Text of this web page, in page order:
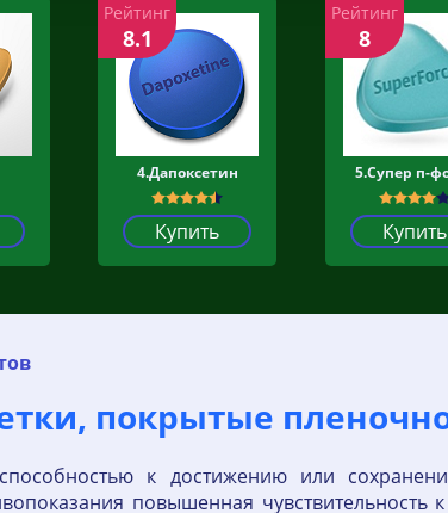
4.Дапоксетин
Купить
Рейтинг
8.1
5.Супер п-
Купить
Рейтинг
8
покрытые
к достижению или
повышенная чувствительность к